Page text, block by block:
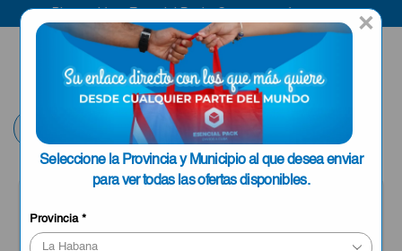
×
Seleccione la Provincia y Municipio al que desea enviar
para ver todas las ofertas disponibles.
Provincia*
ENVIAR A LA
HABANA